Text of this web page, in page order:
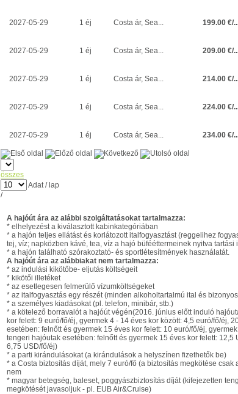
2027-05-29 1 éj Costa ár, Sea... 199.00 €/
2027-05-29 1 éj Costa ár, Sea... 209.00 €/
2027-05-29 1 éj Costa ár, Sea... 214.00 €/
2027-05-29 1 éj Costa ár, Sea... 224.00 €/
2027-05-29 1 éj Costa ár, Sea... 234.00 €/
összes
Adat / lap
/
A hajóút ára az alábbi szolgáltatásokat tartalmazza:
* elhelyezést a kiválasztott kabinkategóriában
* a hajón teljes ellátást és korlátozott italfogyasztást (reggelihez
tej, víz; napközben kávé, tea, víz a hajó büfééttermeinek nyitva tartási
* a hajón található szórakoztató- és sportlétesítmények használatát.
A hajóút ára az alábbiakat nem tartalmazza:
* az indulási kikötőbe- eljutás költségeit
* kikötői illetéket
* az esetlegesen felmerülő vízumköltségeket
* az italfogyasztás egy részét (minden alkoholtartalmú ital és
* a személyes kiadásokat (pl. telefon, minibár, stb.)
* a kötelező borravalót a hajóút végén(2016. június előtt induló
kor felett: 9 euró/fő/éj, gyermek 4 - 14 éves kor között: 4,5 euró/fő/éj,
esetében: felnőtt és gyermek 15 éves kor felett: 10 euró/fő/éj,
tengeri hajóutak esetében: felnőtt és gyermek 15 éves kor felett: 12,5
6,75 USD/fő/éj)
* a parti kirándulásokat (a kirándulások a helyszínen fizethetők be)
* a Costa biztosítás díját, mely 7 euró/fő (a biztosítás megkötése
nem
* magyar betegség, baleset, poggyászbiztosítás díját (kifejezetten
megkötését javasoljuk - pl. EUB Air&Cruise)